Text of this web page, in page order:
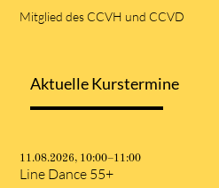
Mitglied des CCVH und CCVD
Aktuelle Kurstermine
11.08.2026, 10:00–11:00
Line Dance 55+